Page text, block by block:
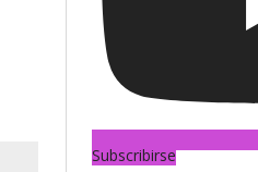
Fanny y el almirante
Subscribirse